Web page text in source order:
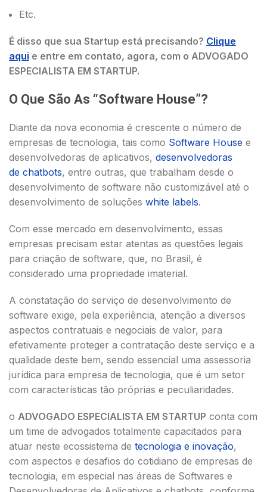
Etc.
É disso que sua Startup está precisando? Clique
aqui e entre em contato, agora, com o ADVOGADO
ESPECIALISTA EM STARTUP.
O Que São As “Software House”?
Diante da nova economia é crescente o número de
empresas de tecnologia, tais como Software House e
desenvolvedoras de aplicativos, desenvolvedoras
de chatbots, entre outras, que trabalham desde o
desenvolvimento de software não customizável até o
desenvolvimento de soluções white labels.
Com esse mercado em desenvolvimento, essas
empresas precisam estar atentas as questões legais
para criação de software, que, no Brasil, é
considerado uma propriedade imaterial.
A constatação do serviço de desenvolvimento de
software exige, pela experiência, atenção a diversos
aspectos contratuais e negociais de valor, para
efetivamente proteger a contratação deste serviço e a
qualidade deste bem, sendo essencial uma assessoria
jurídica para empresa de tecnologia, que é um setor
com características tão próprias e peculiaridades.
o ADVOGADO ESPECIALISTA EM STARTUP conta com
um time de advogados totalmente capacitados para
atuar neste ecossistema de tecnologia e inovação,
com aspectos e desafios do cotidiano de empresas de
tecnologia, em especial nas áreas de Softwares e